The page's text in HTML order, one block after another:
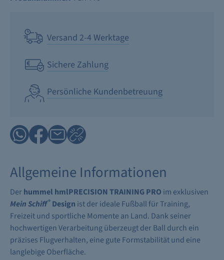
Versand 2-4 Werktage
Sichere Zahlung
Persönliche Kundenbetreuung
Allgemeine Informationen
Derhummel hmlPRECISION TRAINING PRO im exklusiven
Mein Schiff® Design ist der ideale Fußball für Training,
Freizeit und sportliche Momente an Land. Dank seiner
hochwertigen Verarbeitung überzeugt der Ball durch ein
präzises Flugverhalten, eine gute Formstabilität und eine
langlebige Oberfläche.